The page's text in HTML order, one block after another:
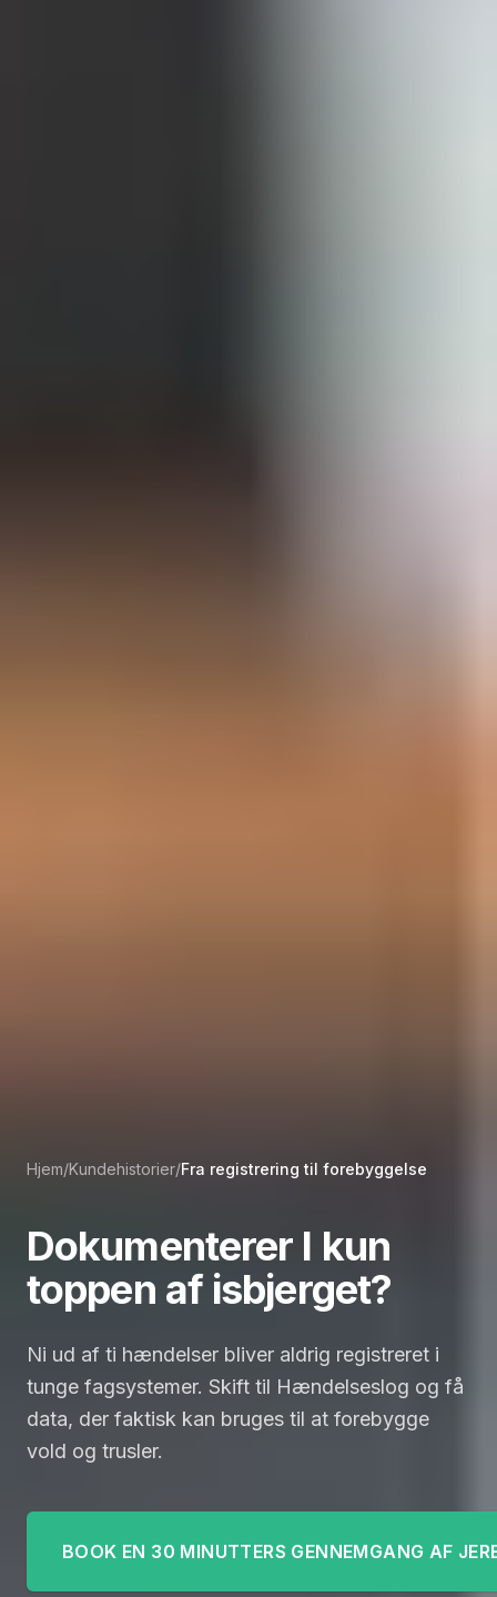
Hjem/Kundehistorier/Fra registrering til forebyggelse
Dokumenterer I kun
toppen af isbjerget?
Ni ud af ti hændelser bliver aldrig registreret i
tunge fagsystemer. Skift til Hændelseslog og få
data, der faktisk kan bruges til at forebygge
vold og trusler.
BOOK EN 30 MINUTTERS GENNEMGANG AF